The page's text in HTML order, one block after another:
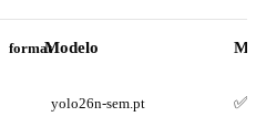
formatModelo
yolo26n-sem.pt ✅